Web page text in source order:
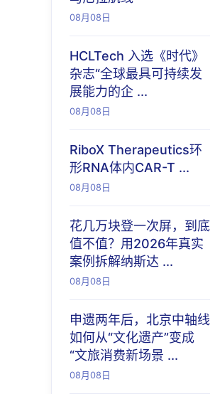
08月08日
HCLTech 入选《时代》
杂志“全球最具可持续发
展能力的企 ...
08月08日
RiboX Therapeutics环
形RNA体内CAR-T ...
08月08日
花几万块登一次屏，到底
值不值？用2026年真实
案例拆解纳斯达 ...
08月08日
申遗两年后，北京中轴线
如何从“文化遗产”变成
“文旅消费新场景 ...
08月08日